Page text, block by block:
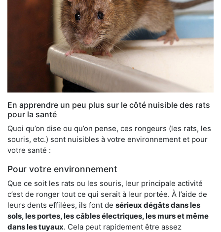
En apprendre un peu plus sur le côté nuisible des rats
pour la santé
Quoi qu’on dise ou qu’on pense, ces rongeurs (les rats, les
souris, etc.) sont nuisibles à votre environnement et pour
votre santé :
Pour votre environnement
Que ce soit les rats ou les souris, leur principale activité
c’est de ronger tout ce qui serait à leur portée. À l’aide de
leurs dents effilées, ils font de sérieux dégâts dans les
sols, les portes, les câbles électriques, les murs et même
dans les tuyaux. Cela peut rapidement être assez